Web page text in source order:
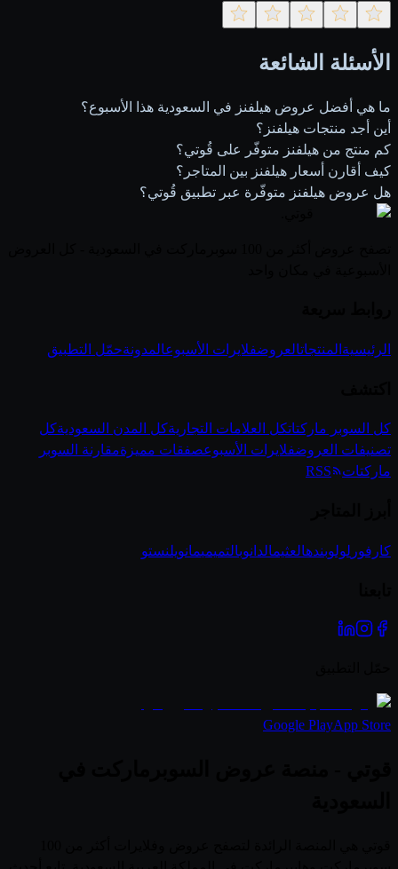
الأسئلة الشائعة
ما هي أفضل عروض هيلفنز في السعودية هذا الأسبوع؟
أين أجد منتجات هيلفنز؟
كم منتج من هيلفنز متوفّر على قُوتي؟
كيف أقارن أسعار هيلفنز بين المتاجر؟
هل عروض هيلفنز متوفّرة عبر تطبيق قُوتي؟
الرئيسية المنتجاتالعروضفلايرات الأسبوعالمدونةحمّل التطبيق
كل السوبر ماركتاتكل العلامات التجاريةكل المدن السعوديةكل
تصنيفات العروضفلايرات الأسبوعصفقات مميزةمقارنة السوبر
ماركتات
RSS
كارفور لولوبندهالعثيمالدانوبالتميميمانويلنستو
Google PlayApp Store